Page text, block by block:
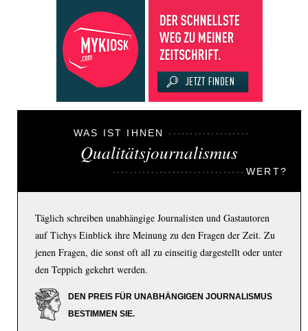
WAS IST IHNEN
Qualitätsjournalismus
WERT?
Täglich schreiben unabhängige Journalisten und Gastautoren
auf Tichys Einblick ihre Meinung zu den Fragen der Zeit. Zu
jenen Fragen, die sonst oft all zu einseitig dargestellt oder unter
den Teppich gekehrt werden.
DEN PREIS FÜR UNABHÄNGIGEN JOURNALISMUS
BESTIMMEN SIE.